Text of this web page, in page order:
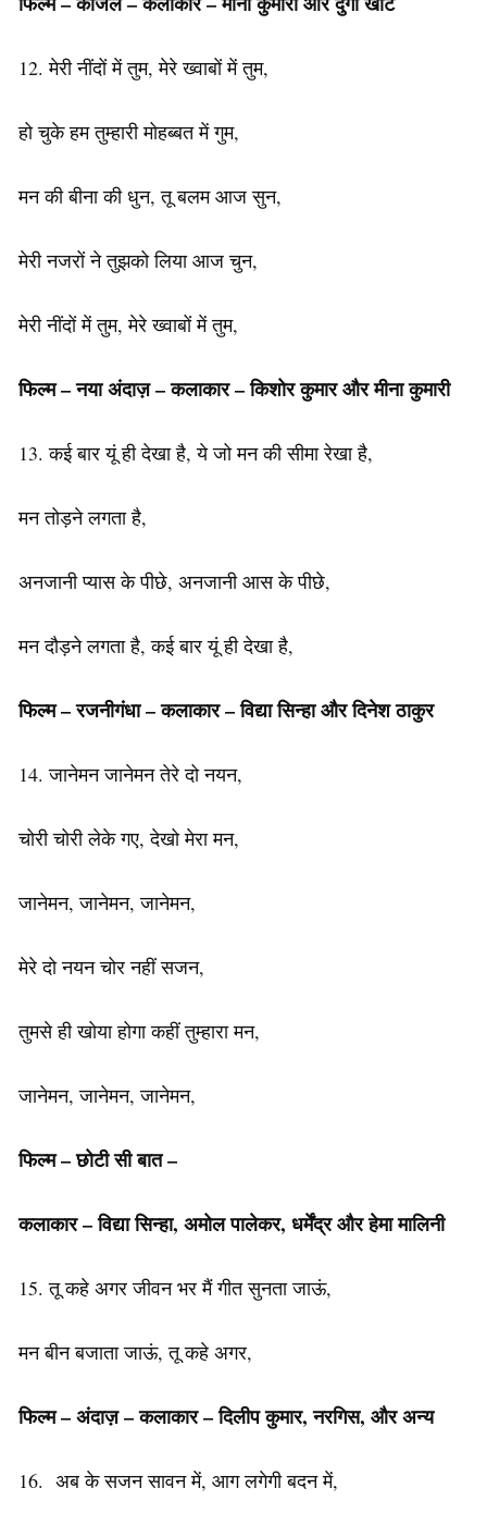
12. मेरी नींदों में तुम, मेरे ख्वाबों में तुम,
हो चुके हम तुम्हारी मोहब्बत में गुम,
मन की बीना की धुन, तू बलम आज सुन,
मेरी नजरों ने तुझको लिया आज चुन,
मेरी नींदों में तुम, मेरे ख्वाबों में तुम,
फिल्म – नया अंदाज़ – कलाकार – किशोर कुमार और मीना कुमारी
13. कई बार यूं ही देखा है, ये जो मन की सीमा रेखा है,
मन तोड़ने लगता है,
अनजानी प्यास के पीछे, अनजानी आस के पीछे,
मन दौड़ने लगता है, कई बार यूं ही देखा है,
फिल्म – रजनीगंधा – कलाकार – विद्या सिन्हा और दिनेश ठाकुर
14. जानेमन जानेमन तेरे दो नयन,
चोरी चोरी लेके गए, देखो मेरा मन,
जानेमन, जानेमन, जानेमन,
मेरे दो नयन चोर नहीं सजन,
तुमसे ही खोया होगा कहीं तुम्हारा मन,
जानेमन, जानेमन, जानेमन,
फिल्म – छोटी सी बात –
कलाकार – विद्या सिन्हा, अमोल पालेकर, धर्मेंद्र और हेमा मालिनी
15. तू कहे अगर जीवन भर मैं गीत सुनता जाऊं,
मन बीन बजाता जाऊं, तू कहे अगर,
फिल्म – अंदाज़ – कलाकार – दिलीप कुमार, नरगिस, और अन्य
16. अब के सजन सावन में, आग लगेगी बदन में,